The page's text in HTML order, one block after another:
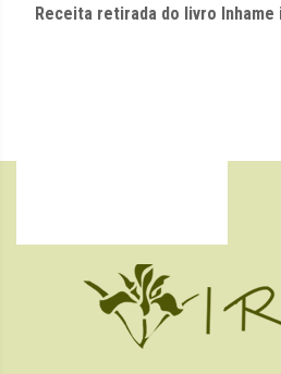
Receita retirada do livro Inhame